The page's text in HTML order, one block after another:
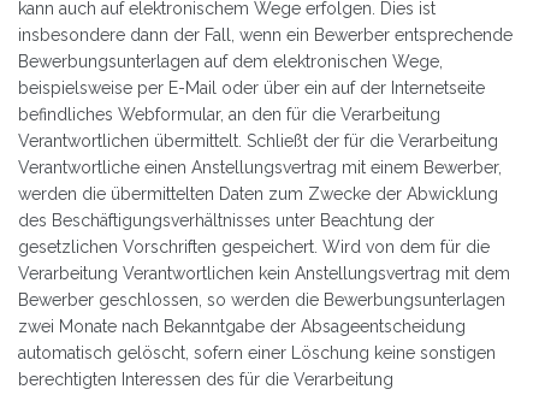
kann auch auf elektronischem Wege erfolgen. Dies ist
insbesondere dann der Fall, wenn ein Bewerber entsprechende
Bewerbungsunterlagen auf dem elektronischen Wege,
beispielsweise per E-Mail oder über ein auf der Internetseite
befindliches Webformular, an den für die Verarbeitung
Verantwortlichen übermittelt. Schließt der für die Verarbeitung
Verantwortliche einen Anstellungsvertrag mit einem Bewerber,
werden die übermittelten Daten zum Zwecke der Abwicklung
des Beschäftigungsverhältnisses unter Beachtung der
gesetzlichen Vorschriften gespeichert. Wird von dem für die
Verarbeitung Verantwortlichen kein Anstellungsvertrag mit dem
Bewerber geschlossen, so werden die Bewerbungsunterlagen
zwei Monate nach Bekanntgabe der Absageentscheidung
automatisch gelöscht, sofern einer Löschung keine sonstigen
berechtigten Interessen des für die Verarbeitung